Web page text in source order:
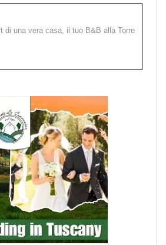
di una vera casa, il tuo B&B alla Torre